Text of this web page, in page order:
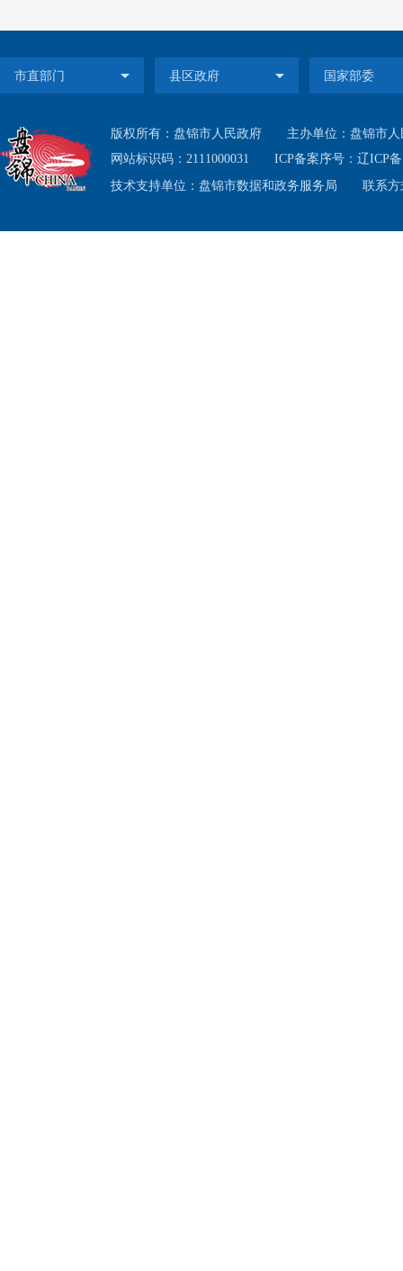
版权所有：盘锦市人民政府
主办单位：盘锦市
网站标识码：2111000031
ICP备案序号： 辽ICP
技术支持单位：盘锦市数据和政务服务局
联系方